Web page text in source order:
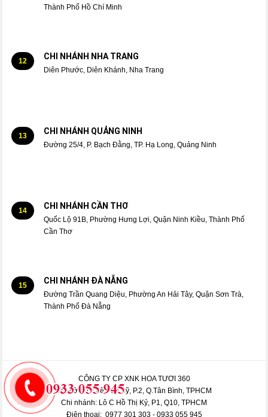
Thành Phố Hồ Chí Minh
12 CHI NHÁNH NHA TRANG
Diên Phước, Diên Khánh, Nha Trang
13 CHI NHÁNH QUẢNG NINH
Đường 25/4, P. Bạch Đằng, TP. Hạ Long, Quảng Ninh
14 CHI NHÁNH CẦN THƠ
Quốc Lộ 91B, Phường Hưng Lợi, Quận Ninh Kiều, Thành Phố
Cần Thơ
15 CHI NHÁNH ĐÀ NẴNG
Đường Trần Quang Diệu, Phường An Hải Tây, Quận Sơn Trà,
Thành Phố Đà Nẵng
CÔNG TY CP XNK HOA TƯƠI 360
Trụ sở: 413 Lê Văn Sỹ, P.2, Q.Tân Bình, TPHCM
Chi nhánh: Lô C Hồ Thị Kỷ, P1, Q10, TPHCM
Điện thoại: 0977 301 303 - 0933 055 945